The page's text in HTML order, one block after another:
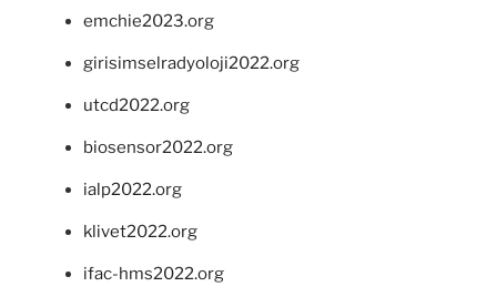
emchie2023.org
girisimselradyoloji2022.org
utcd2022.org
biosensor2022.org
ialp2022.org
klivet2022.org
ifac-hms2022.org